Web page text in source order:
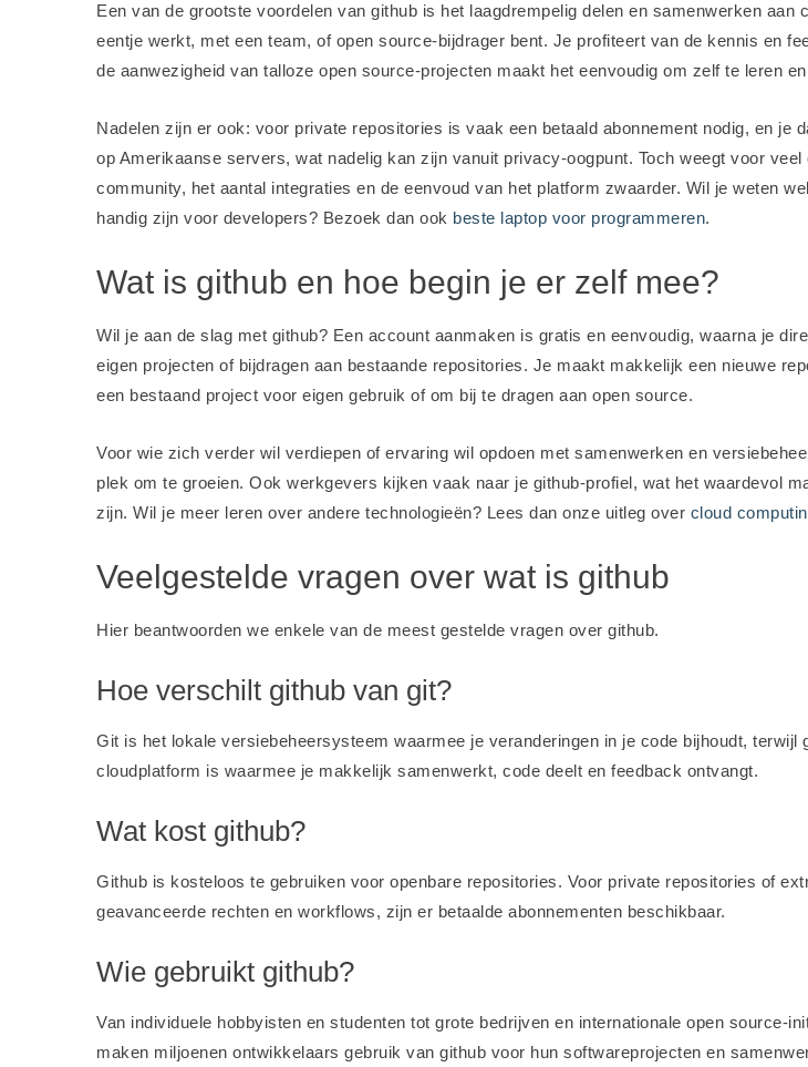
Een van de grootste voordelen van github is het laagdrempelig delen en samenwerken aan
eentje werkt, met een team, of open source-bijdrager bent. Je profiteert van de kennis en
de aanwezigheid van talloze open source-projecten maakt het eenvoudig om zelf te leren
Nadelen zijn er ook: voor private repositories is vaak een betaald abonnement nodig, en je
op Amerikaanse servers, wat nadelig kan zijn vanuit privacy-oogpunt. Toch weegt voor
community, het aantal integraties en de eenvoud van het platform zwaarder. Wil je weten
handig zijn voor developers? Bezoek dan ook beste laptop voor programmeren.
Wat is github en hoe begin je er zelf mee?
Wil je aan de slag met github? Een account aanmaken is gratis en eenvoudig, waarna je
eigen projecten of bijdragen aan bestaande repositories. Je maakt makkelijk een nieuwe
een bestaand project voor eigen gebruik of om bij te dragen aan open source.
Voor wie zich verder wil verdiepen of ervaring wil opdoen met samenwerken en
plek om te groeien. Ook werkgevers kijken vaak naar je github-profiel, wat het waardevol
zijn. Wil je meer leren over andere technologieën? Lees dan onze uitleg over cloud
Veelgestelde vragen over wat is github
Hier beantwoorden we enkele van de meest gestelde vragen over github.
Hoe verschilt github van git?
Git is het lokale versiebeheersysteem waarmee je veranderingen in je code bijhoudt, terwijl
cloudplatform is waarmee je makkelijk samenwerkt, code deelt en feedback ontvangt.
Wat kost github?
Github is kosteloos te gebruiken voor openbare repositories. Voor private repositories of
geavanceerde rechten en workflows, zijn er betaalde abonnementen beschikbaar.
Wie gebruikt github?
Van individuele hobbyisten en studenten tot grote bedrijven en internationale open source-
maken miljoenen ontwikkelaars gebruik van github voor hun softwareprojecten en